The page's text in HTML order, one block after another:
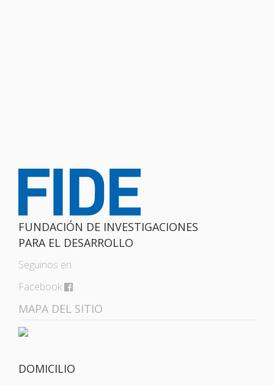
FUNDACIÓN DE INVESTIGACIONES
PARA EL DESARROLLO
Seguinos en
Facebook
MAPA DEL SITIO
DOMICILIO